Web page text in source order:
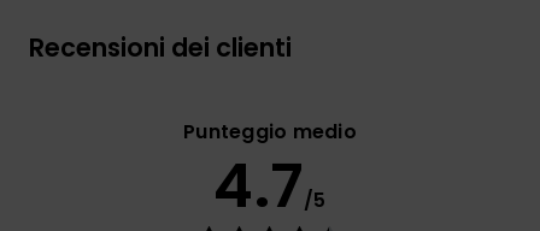
Recensioni dei clienti
Punteggio medio
4.7/5